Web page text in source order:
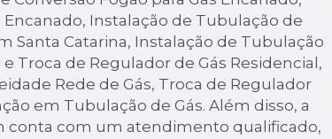
Encanado, Instalação de Tubulação de
Santa Catarina, Instalação de Tubulação
e Troca de Regulador de Gás Residencial,
Rede de Gás, Troca de Regulador
em Tubulação de Gás. Além disso, a
conta com um atendimento qualificado,